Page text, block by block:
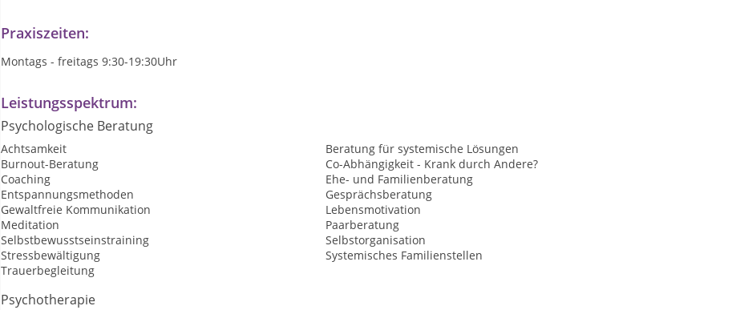
Praxiszeiten:
Montags - freitags 9:30-19:30Uhr
Leistungsspektrum:
Psychologische Beratung
Achtsamkeit
Beratung für systemische Lösungen
Burnout-Beratung
Co-Abhängigkeit - Krank durch Andere?
Coaching
Ehe- und Familienberatung
Entspannungsmethoden
Gesprächsberatung
Gewaltfreie Kommunikation
Lebensmotivation
Meditation
Paarberatung
Selbstbewusstseinstraining
Selbstorganisation
Stressbewältigung
Systemisches Familienstellen
Trauerbegleitung
Psychotherapie